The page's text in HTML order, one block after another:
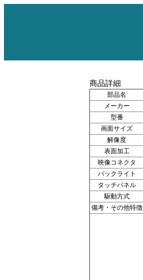
商品詳細
部品名
メーカー
型番
画面サイズ
解像度
表面加工
映像コネクタ
バックライト
タッチパネル
駆動方式
備考・その他特徴